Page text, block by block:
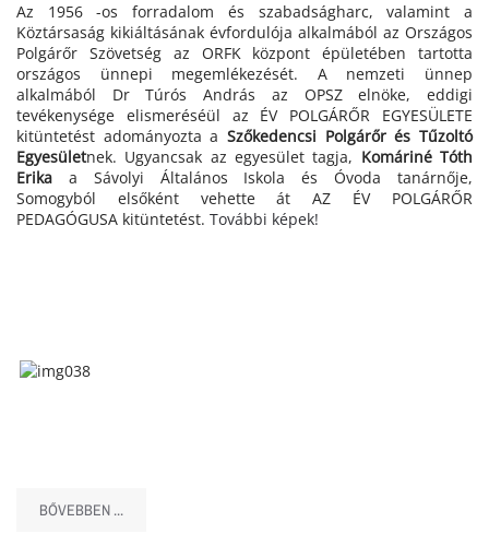
Az 1956 -os forradalom és szabadságharc, valamint a
Köztársaság kikiáltásának évfordulója alkalmából az Országos
Polgárőr Szövetség az ORFK központ épületében tartotta
országos ünnepi megemlékezését. A nemzeti ünnep
alkalmából Dr Túrós András az OPSZ elnöke, eddigi
tevékenysége elismeréséül az ÉV POLGÁRŐR EGYESÜLETE
kitüntetést adományozta a Szőkedencsi Polgárőr és Tűzoltó
Egyesületnek. Ugyancsak az egyesület tagja, Komáriné Tóth
Erika a Sávolyi Általános Iskola és Óvoda tanárnője,
Somogyból elsőként vehette át AZ ÉV POLGÁRŐR
PEDAGÓGUSA kitüntetést. További képek!
BŐVEBBEN ...